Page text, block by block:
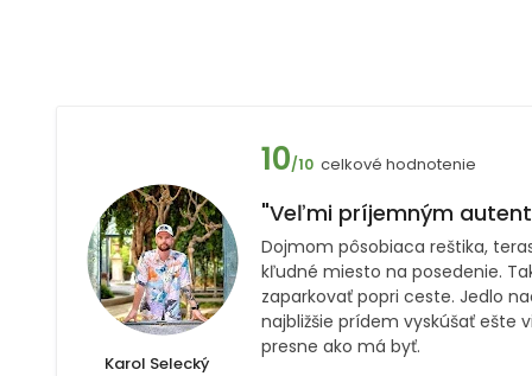
Karol Selecký
10/10 celkové hodnotenie
"Veľmi príjemným
Dojmom pôsobiaca reštika,
kľudné miesto na posedenie.
zaparkovať popri ceste. Jedlo
najbližšie prídem vyskúšať ešte
presne ako má byť.